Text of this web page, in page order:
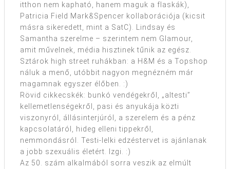
itthon nem kapható, hanem maguk a flaskák),
Patricia Field Mark&Spencer kollaborációja (kicsit
másra sikeredett, mint a SatC). Lindsay és
Samantha szerelme – szerintem nem Glamour,
amit művelnek, média hisztinek tűnik az egész.
Sztárok high street ruhákban: a H&M és a Topshop
náluk a menő, utóbbit nagyon megnézném már
magamnak egyszer élőben. :)
Rövid cikkecskék: bunkó vendégekről, „altesti”
kellemetlenségekről, pasi és anyukája közti
viszonyról, állásinterjúról, a szerelem és a pénz
kapcsolatáról, hideg elleni tippekről,
nemmondásról. Testi-lelki edzéstervet is ajánlanak
a jobb szexuális életért. Izgi. :)
Az 50. szám alkalmából sorra veszik az elmúlt